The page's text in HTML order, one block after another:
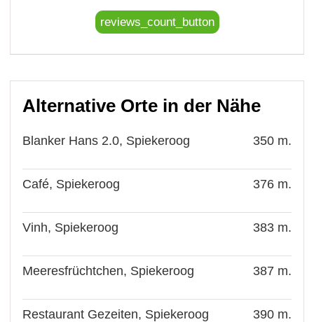
reviews_count_button
Alternative Orte in der Nähe
Blanker Hans 2.0, Spiekeroog 350 m.
Café, Spiekeroog 376 m.
Vinh, Spiekeroog 383 m.
Meeresfrüchtchen, Spiekeroog 387 m.
Restaurant Gezeiten, Spiekeroog 390 m.